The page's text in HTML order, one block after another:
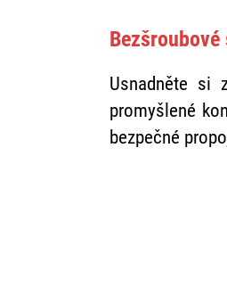
Usnadněte si
promyšlené
bezpečné